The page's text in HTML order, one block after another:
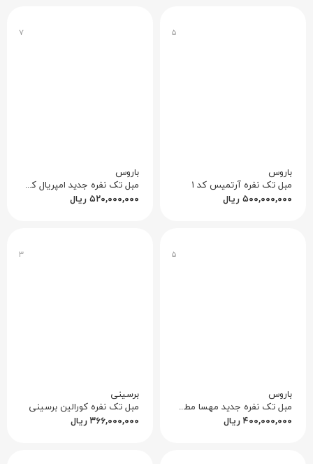
۵
باروس
مبل تک نفره آرتمیس کد ۱
۵۰۰,۰۰۰,۰۰۰ ریال
۷
باروس
مبل تک نفره جدید امپریال کد ۲
۵۲۰,۰۰۰,۰۰۰ ریال
۵
باروس
مبل تک نفره جدید مهسا مطهریان کد ۲
۴۰۰,۰۰۰,۰۰۰ ریال
۳
برسینی
مبل تک نفره کورالین برسینی
۳۶۶,۰۰۰,۰۰۰ ریال